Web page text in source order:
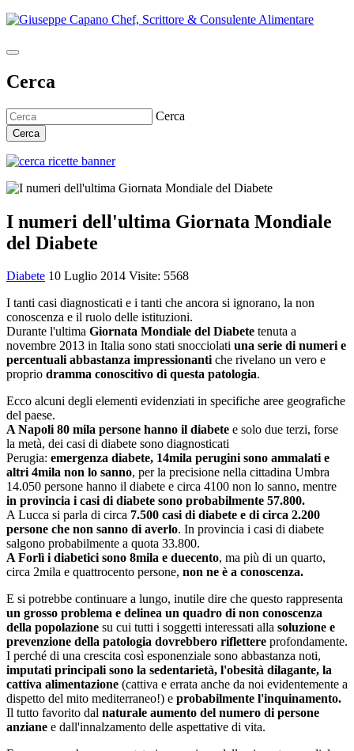
Cerca
Cerca
Cerca
I numeri dell'ultima Giornata Mondiale
del Diabete
Diabete 10 Luglio 2014 Visite: 5568
I tanti casi diagnosticati e i tanti che ancora si ignorano, la non
conoscenza e il ruolo delle istituzioni.
Durante l'ultima Giornata Mondiale del Diabete tenuta a
novembre 2013 in Italia sono stati snocciolati una serie di numeri e
percentuali abbastanza impressionantiche rivelano un vero e
proprio dramma conoscitivo di questa patologia.
Ecco alcuni degli elementi evidenziati in specifiche aree geografiche
del paese.
A Napoli 80 mila persone hanno il diabete e solo due terzi, forse
la metà, dei casi di diabete sono diagnosticati
Perugia: emergenza diabete, 14mila perugini sono ammalati e
altri 4mila non lo sanno, per la precisione nella cittadina Umbra
14.050 persone hanno il diabete e circa 4100 non lo sanno, mentre
in provincia i casi di diabete sono probabilmente 57.800.
A Lucca si parla di circa 7.500 casi di diabete e di circa 2.200
persone che non sanno di averlo. In provincia i casi di diabete
salgono probabilmente a quota 33.800.
A Forlì i diabetici sono 8mila e duecento, ma più di un quarto,
circa 2mila e quattrocento persone, non ne è a conoscenza.
E si potrebbe continuare a lungo, inutile dire che questo rappresenta
un grosso problema e delinea un quadro di non conoscenza
della popolazione su cui tutti i soggetti interessati alla soluzione e
prevenzione della patologia dovrebbero riflettere profondamente.
I perché di una crescita così esponenziale sono abbastanza noti,
imputati principali sono la sedentarietà, l'obesità dilagante, la
cattiva alimentazione (cattiva e errata anche da noi evidentemente a
dispetto del mito mediterraneo!) e probabilmente l'inquinamento.
Il tutto favorito dal naturale aumento del numero di persone
anziane e dall'innalzamento delle aspettative di vita.